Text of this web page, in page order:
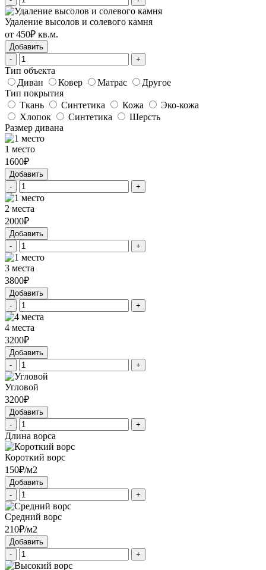
Удаление высолов и солевого камня
от 450₽ кв.м.
Добавить
-
+
Тип объекта
Диван
Ковер Матрас
Другое
Тип покрытия
Ткань
Синтетика Кожа
Эко-кожа
Хлопок
Синтетика
Шерсть
Размер дивана
1 место
1600₽
Добавить
-
+
2 места
2000₽
Добавить
-
+
3 места
3800₽
Добавить
-
+
4 места
3200₽
Добавить
-
+
Угловой
3200₽
Добавить
-
+
Длина ворса
Короткий ворс
150₽/м2
Добавить
-
+
Средний ворс
210₽/м2
Добавить
-
+